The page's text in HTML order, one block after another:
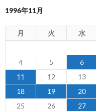
1996年11月
月 火 水
4
5 6
11
12 13
18
19 20
25
26 27